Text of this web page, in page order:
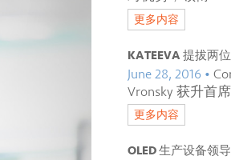
更多内容
KATEEVA 提拔两
June 28, 2016 •
Vronsky 获升首
更多内容
OLED 生产设备领